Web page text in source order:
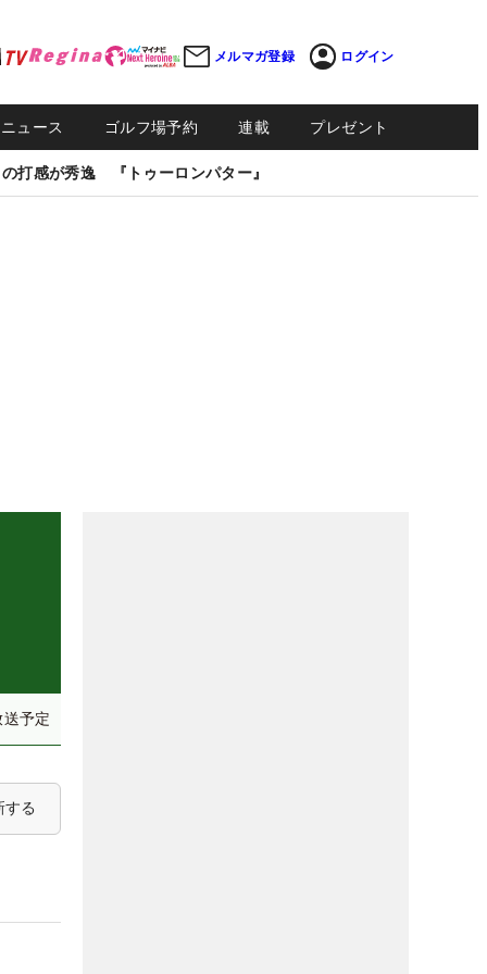
メルマガ登録 ログイン
ュース ゴルフ場予約 連載 プレゼント
打感が秀逸 『トゥーロンパター』
予定
する